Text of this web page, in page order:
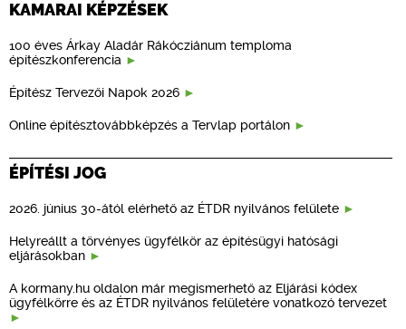
KAMARAI KÉPZÉSEK
100 éves Árkay Aladár Rákócziánum temploma
építészkonferencia
Építész Tervezői Napok 2026
Online építésztovábbképzés a Tervlap portálon
ÉPÍTÉSI JOG
2026. június 30-ától elérhető az ÉTDR nyilvános felülete
Helyreállt a törvényes ügyfélkör az építésügyi hatósági
eljárásokban
A kormany.hu oldalon már megismerhető az Eljárási kódex
ügyfélkörre és az ÉTDR nyilvános felületére vonatkozó tervezet